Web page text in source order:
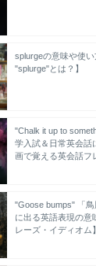
splurgeの意味や使い
"splurge"とは？】
"Chalk it up to
学入試＆日常英会話
画で覚える英会話フ
"Goose bumps" 「
に出る英語表現の意
レーズ・イディオム】